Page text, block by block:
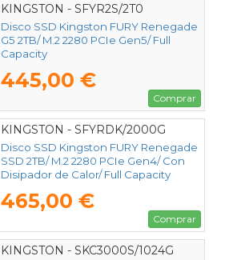
KINGSTON - SFYR2S/2T0
Disco SSD Kingston FURY Renegade
G5 2TB/ M.2 2280 PCIe Gen5/ Full
Capacity
445,00 €
Comprar
KINGSTON - SFYRDK/2000G
Disco SSD Kingston FURY Renegade
SSD 2TB/ M.2 2280 PCIe Gen4/ Con
Disipador de Calor/ Full Capacity
465,00 €
Comprar
KINGSTON - SKC3000S/1024G